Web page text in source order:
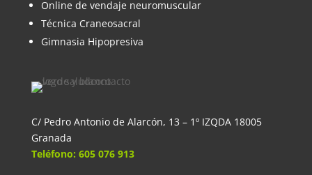
Online de vendaje neuromuscular
Técnica Craneosacral
Gimnasia Hipopresiva
C/ Pedro Antonio de Alarcón, 13 – 1º IZQDA 18005
Granada
Teléfono: 605 076 913